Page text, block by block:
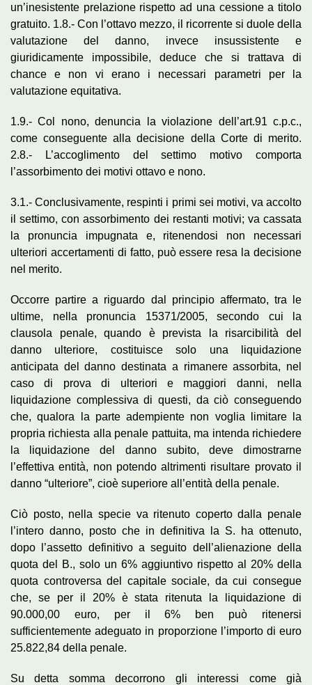
un’inesistente prelazione rispetto ad una cessione a titolo
gratuito. 1.8.- Con l’ottavo mezzo, il ricorrente si duole della
valutazione del danno, invece insussistente e
giuridicamente impossibile, deduce che si trattava di
chance e non vi erano i necessari parametri per la
valutazione equitativa.
1.9.- Col nono, denuncia la violazione dell’art.91 c.p.c.,
come conseguente alla decisione della Corte di merito.
2.8.- L’accoglimento del settimo motivo comporta
l’assorbimento dei motivi ottavo e nono.
3.1.- Conclusivamente, respinti i primi sei motivi, va accolto
il settimo, con assorbimento dei restanti motivi; va cassata
la pronuncia impugnata e, ritenendosi non necessari
ulteriori accertamenti di fatto, può essere resa la decisione
nel merito.
Occorre partire a riguardo dal principio affermato, tra le
ultime, nella pronuncia 15371/2005, secondo cui la
clausola penale, quando è prevista la risarcibilità del
danno ulteriore, costituisce solo una liquidazione
anticipata del danno destinata a rimanere assorbita, nel
caso di prova di ulteriori e maggiori danni, nella
liquidazione complessiva di questi, da ciò conseguendo
che, qualora la parte adempiente non voglia limitare la
propria richiesta alla penale pattuita, ma intenda richiedere
la liquidazione del danno subito, deve dimostrarne
l’effettiva entità, non potendo altrimenti risultare provato il
danno “ulteriore”, cioè superiore all’entità della penale.
Ciò posto, nella specie va ritenuto coperto dalla penale
l’intero danno, posto che in definitiva la S. ha ottenuto,
dopo l’assetto definitivo a seguito dell’alienazione della
quota del B., solo un 6% aggiuntivo rispetto al 20% della
quota controversa del capitale sociale, da cui consegue
che, se per il 20% è stata ritenuta la liquidazione di
90.000,00 euro, per il 6% ben può ritenersi
sufficientemente adeguato in proporzione l’importo di euro
25.822,84 della penale.
Su detta somma decorrono gli interessi come già